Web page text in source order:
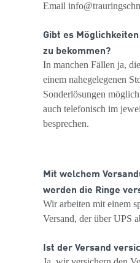
Email
Gibt es
zu bekommen?
In manchen Fällen ja,
einem nahegelegenen
Sonderlösungen
auch telefonisch im
besprechen.
Mit welchem
werden die Ringe
Wir arbeiten mit einem
Versand, der über UPS
Ist der Versand